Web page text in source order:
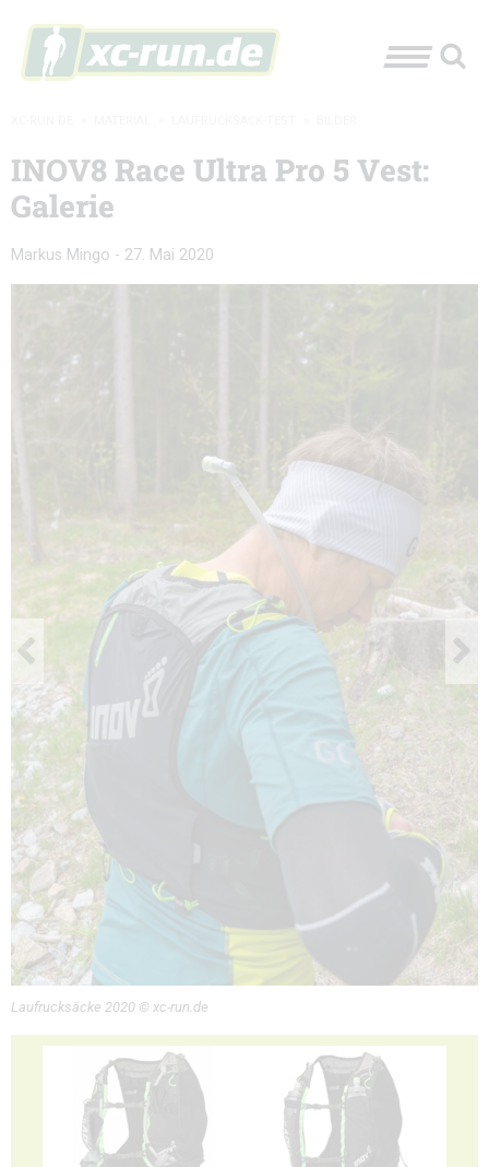
INOV8 Race Ultra Pro 5 Vest:
Galerie
Markus Mingo - 27. Mai 2020
Laufrucksäcke 2020 © xc-run.de